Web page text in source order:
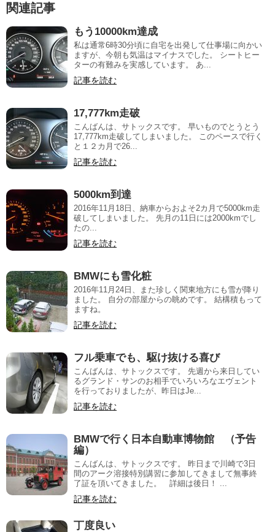
関連記事
もう10000km達成
私は通常6時30分頃に自宅を出発して仕事場に向かい
ますが、今朝も気温はマイナスでした。 シートヒー
ターの有難みを実感しています。 あ...
記事を読む
17,777km走破
こんばんは、サトックスです。 早いものでとうとう
17,777km走破してしまいました。 このペースで行く
と１２カ月で26...
記事を読む
5000km到達
2016年11月18日、納車からおよそ2カ月で5000km走
破してしまいました。 先月の11日には2000kmでし
たの...
記事を読む
BMWにも雪化粧
2016年11月24日、また珍しく関東地方にも雪が降り
ました。 自分の部屋からの眺めです。 結構積もって
ますね。
記事を読む
フル乗車でも、駆け抜ける喜び
こんばんは、サトックスです。 先週から来日してい
るグランド・サンのお相手でいろいろなエヴェント
を行っておりましたが、昨日はJe...
記事を読む
BMWで行く日本自動車博物館 （予告
編）
こんばんは、サトックスです。 昨日まで川崎で3日
間のアーク溶接特別講習に参加してきまして無事終
了証を頂いてきました。 詳細は後日！ ...
記事を読む
丁度良い